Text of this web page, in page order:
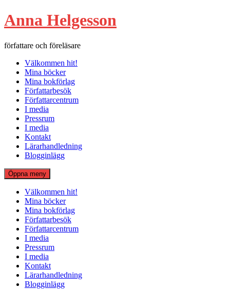
Hoppa
till
Anna Helgesson
författare och föreläsare
Välkommen hit!
Mina böcker
Mina bokförlag
Författarbesök
Författarcentrum
I media
Pressrum
I media
Kontakt
Lärarhandledning
Blogginlägg
Öppna meny
Välkommen hit!
Mina böcker
Mina bokförlag
Författarbesök
Författarcentrum
I media
Pressrum
I media
Kontakt
Lärarhandledning
Blogginlägg